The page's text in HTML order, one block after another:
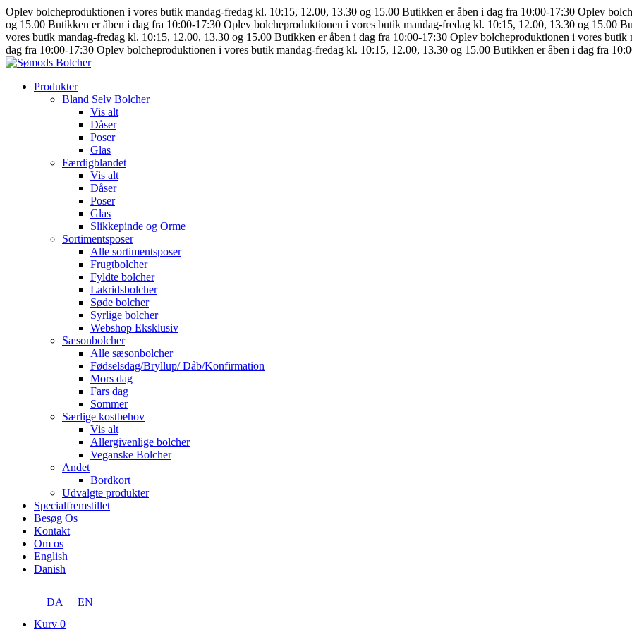
Oplev bolcheproduktionen i vores butik mandag-fredag kl. 10:15, 12.00, 13.30 og 15.00 Butikken er åben i dag fra 10:00-17:30 Oplev
og 15.00 Butikken er åben i dag fra 10:00-17:30 Oplev bolcheproduktionen i vores butik mandag-fredag kl. 10:15, 12.00, 13.30 og 15.00
vores butik mandag-fredag kl. 10:15, 12.00, 13.30 og 15.00 Butikken er åben i dag fra 10:00-17:30 Oplev bolcheproduktionen i vores
dag fra 10:00-17:30 Oplev bolcheproduktionen i vores butik mandag-fredag kl. 10:15, 12.00, 13.30 og 15.00 Butikken er åben i dag fra
Produkter
Bland Selv Bolcher
Vis alt
Dåser
Poser
Glas
Færdigblandet
Vis alt
Dåser
Poser
Glas
Slikkepinde og Orme
Sortimentsposer
Alle sortimentsposer
Frugtbolcher
Fyldte bolcher
Lakridsbolcher
Søde bolcher
Syrlige bolcher
Webshop Eksklusiv
Sæsonbolcher
Alle sæsonbolcher
Fødselsdag/Bryllup/ Dåb/Konfirmation
Mors dag
Fars dag
Sommer
Særlige kostbehov
Vis alt
Allergivenlige bolcher
Veganske Bolcher
Andet
Bordkort
Udvalgte produkter
Specialfremstillet
Besøg Os
Kontakt
Om os
English
Danish
DA
EN
Kurv 0